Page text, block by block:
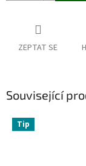
ZEPTAT SE
Související
Tip